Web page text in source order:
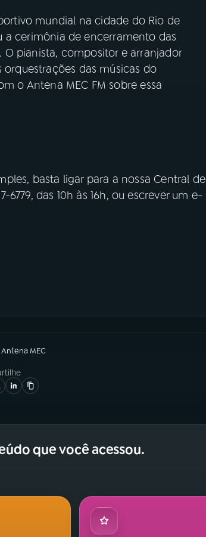
mundial na cidade do Rio de
a cerimônia de encerramento das
O pianista, compositor e arranjador
orquestrações das músicas do
o Antena MEC FM sobre essa
basta ligar para a nossa Central de
6779, das 10h às 16h, ou escrever um e-
Antena MEC
que você acessou.